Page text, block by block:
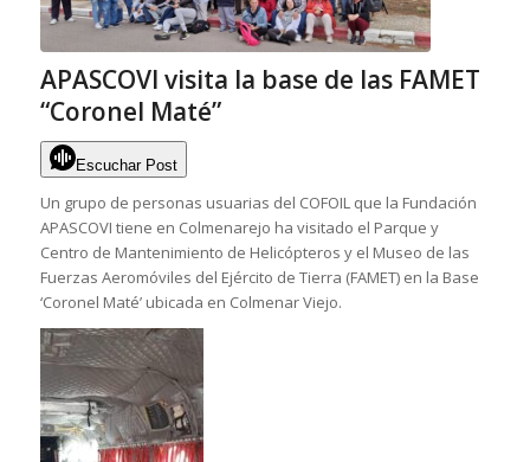
APASCOVI visita la base de las FAMET
“Coronel Maté”
Escuchar Post
Un grupo de personas usuarias del COFOIL que la Fundación
APASCOVI tiene en Colmenarejo ha visitado el Parque y
Centro de Mantenimiento de Helicópteros y el Museo de las
Fuerzas Aeromóviles del Ejército de Tierra (FAMET) en la Base
‘Coronel Maté’ ubicada en Colmenar Viejo.